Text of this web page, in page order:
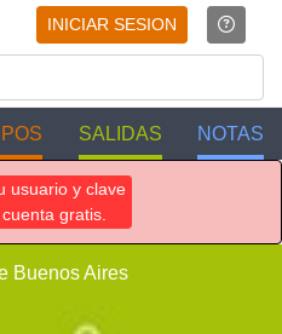
INICIAR SESION
SALIDAS NOTAS
usuario y clave
gratis.
Buenos Aires